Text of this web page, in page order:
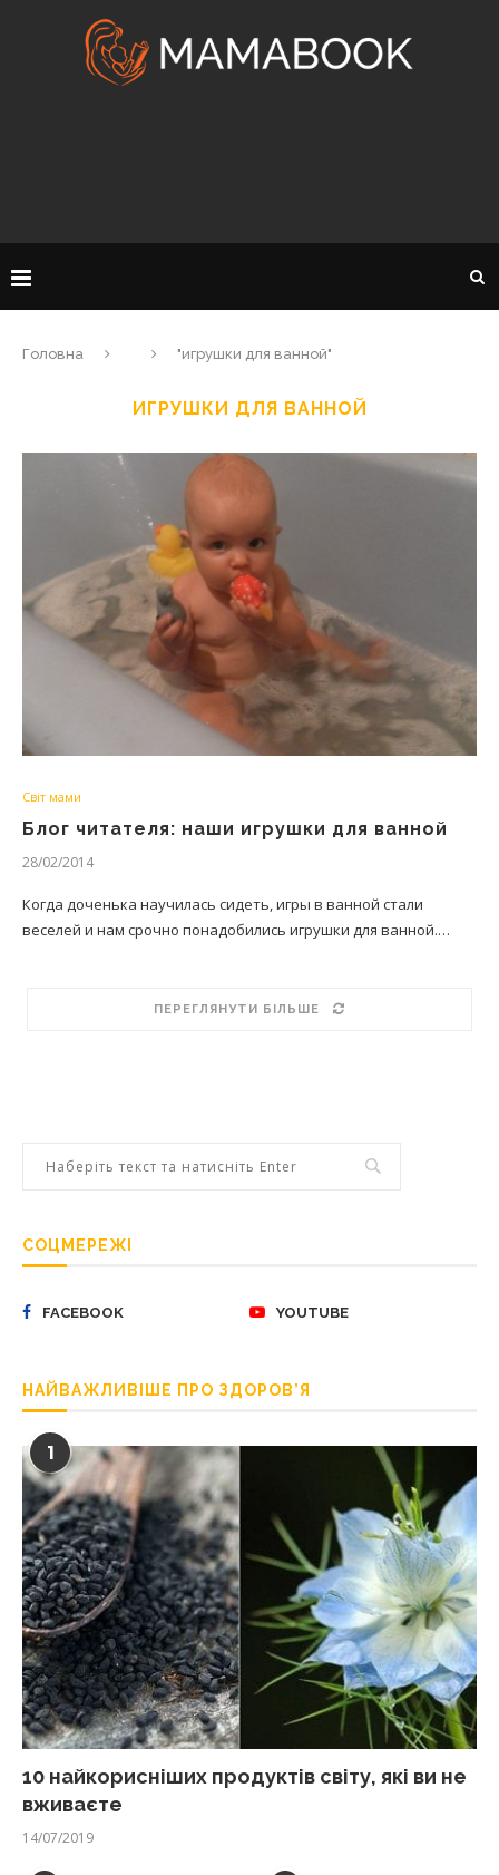
Головна "игрушки для ванной"
ИГРУШКИ ДЛЯ ВАННОЙ
Світ мами
Блог читателя: наши игрушки для ванной
28/02/2014
Когда доченька научилась сидеть, игры в ванной стали
веселей и нам срочно понадобились игрушки для ванной.…
ПЕРЕГЛЯНУТИ БІЛЬШЕ
СОЦМЕРЕЖІ
FACEBOOK YOUTUBE
НАЙВАЖЛИВІШЕ ПРО ЗДОРОВ’Я
1
10 найкорисніших продуктів світу, які ви не
вживаєте
14/07/2019